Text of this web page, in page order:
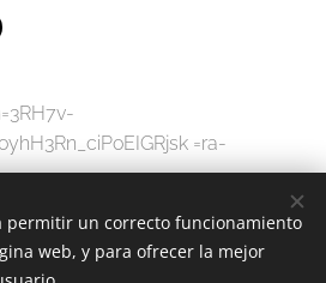
=ra-
permitir un correcto funcionamiento
web, y para ofrecer la mejor